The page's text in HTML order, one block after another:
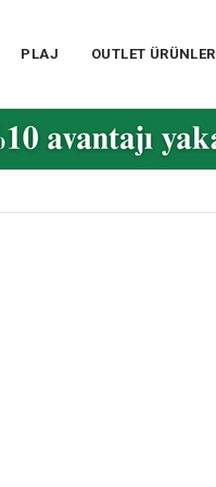
PLAJ OUTLET ÜRÜNLER